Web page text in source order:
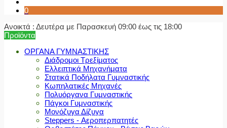
0
Ανοικτά : Δευτέρα με Παρασκευή 09:00 έως τις 18:00
Προϊόντα
ΟΡΓΑΝΑ ΓΥΜΝΑΣΤΙΚΗΣ
Διάδρομοι Τρεξίματος
Ελλειπτικά Μηχανήματα
Στατικά Ποδήλατα Γυμναστικής
Κωπηλατικές Μηχανές
Πολυόργανα Γυμναστικής
Πάγκοι Γυμναστικής
Μονόζυγα Δίζυγα
Steppers - Αεροπερπατητές